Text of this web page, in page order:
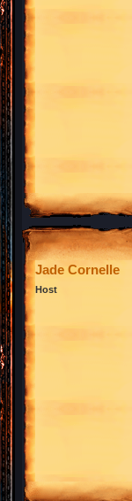
Jade Cornelle
Host